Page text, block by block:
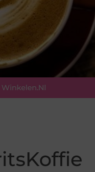
Winkelen.nl